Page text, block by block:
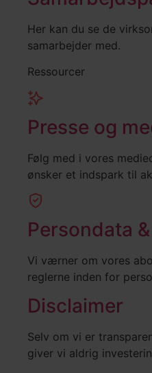
Her kan du se de
samarbejder med.
Ressourcer
Presse og
Følg med i vores
ønsker et indspark til
Persondata &
Vi værner om vores
reglerne inden for
Disclaimer
Selv om vi er
giver vi aldrig